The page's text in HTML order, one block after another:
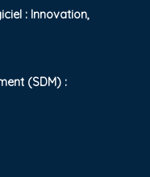
: Innovation,
(SDM) :